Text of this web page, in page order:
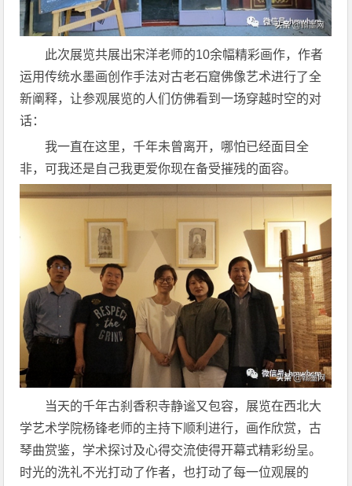
此次展览共展出宋洋老师的10余幅精彩画作，作者
运用传统水墨画创作手法对古老石窟佛像艺术进行了全
新阐释，让参观展览的人们仿佛看到一场穿越时空的对
话：
我一直在这里，千年未曾离开，哪怕已经面目全
非，可我还是自己我更爱你现在备受摧残的面容。
当天的千年古刹香积寺静谧又包容，展览在西北大
学艺术学院杨锋老师的主持下顺利进行，画作欣赏，古
琴曲赏鉴，学术探讨及心得交流使得开幕式精彩纷呈。
时光的洗礼不光打动了作者，也打动了每一位观展的